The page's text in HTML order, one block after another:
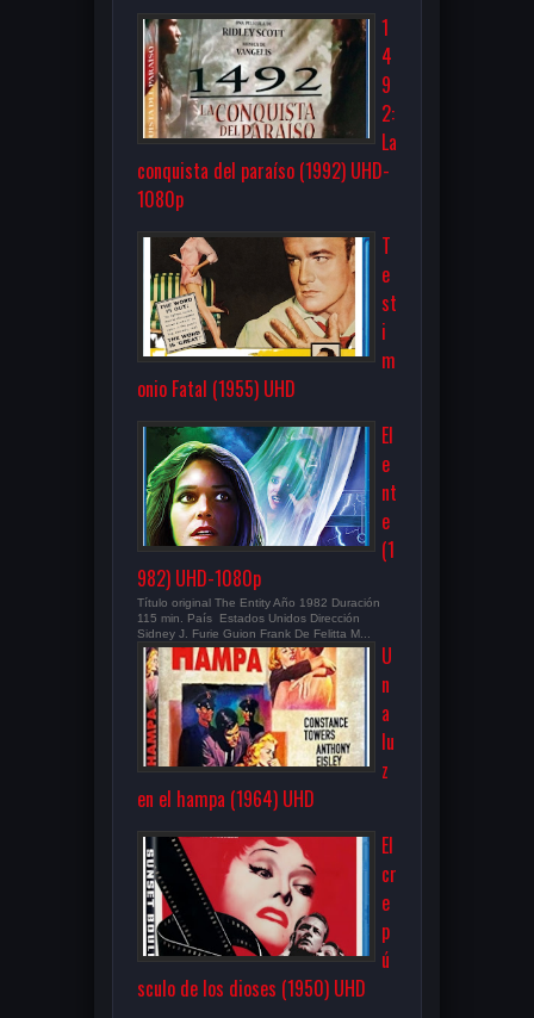
1
4
9
2:
La
conquista del paraíso (1992) UHD-
1080p
T
e
st
i
m
onio Fatal (1955) UHD
El
e
nt
e
(1
982) UHD-1080p
Título original The Entity Año 1982 Duración
115 min. País Estados Unidos Dirección
Sidney J. Furie Guion Frank De Felitta M...
U
n
a
lu
z
en el hampa (1964) UHD
El
cr
e
p
ú
sculo de los dioses (1950) UHD